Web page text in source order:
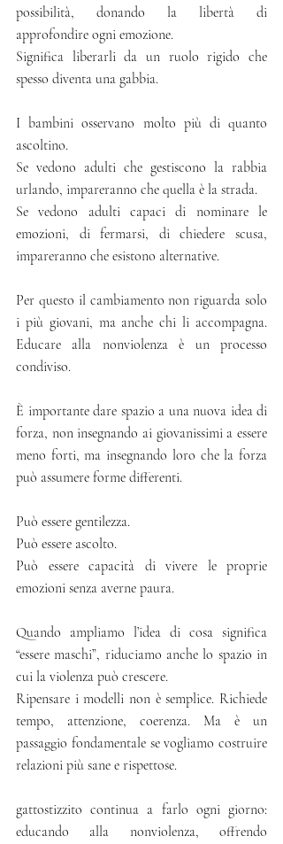
possibilità, donando la libertà di
approfondire ogni emozione.
Significa liberarli da un ruolo rigido che
spesso diventa una gabbia.
I bambini osservano molto più di quanto
ascoltino.
Se vedono adulti che gestiscono la rabbia
urlando, impareranno che quella è la strada.
Se vedono adulti capaci di nominare le
emozioni, di fermarsi, di chiedere scusa,
impareranno che esistono alternative.
Per questo il cambiamento non riguarda solo
i più giovani, ma anche chi li accompagna.
Educare alla nonviolenza è un processo
condiviso.
È importante dare spazio a una nuova idea di
forza, non insegnando ai giovanissimi a essere
meno forti, ma insegnando loro che la forza
può assumere forme differenti.
Può essere gentilezza.
Può essere ascolto.
Può essere capacità di vivere le proprie
emozioni senza averne paura.
Quando ampliamo l’idea di cosa significa
“essere maschi”, riduciamo anche lo spazio in
cui la violenza può crescere.
Ripensare i modelli non è semplice. Richiede
tempo, attenzione, coerenza. Ma è un
passaggio fondamentale se vogliamo costruire
relazioni più sane e rispettose.
gattostizzito continua a farlo ogni giorno:
educando alla nonviolenza, offrendo